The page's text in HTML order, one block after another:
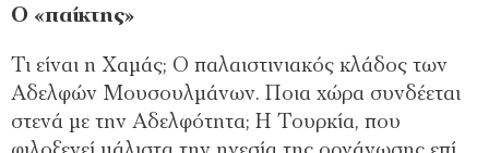
Ο «παίκτης»
Τι είναι η Χαμάς; Ο παλαιστινιακός κλάδος των
Αδελφών Μουσουλμάνων. Ποια χώρα συνδέεται
στενά με την Αδελφότητα; Η Τουρκία, που